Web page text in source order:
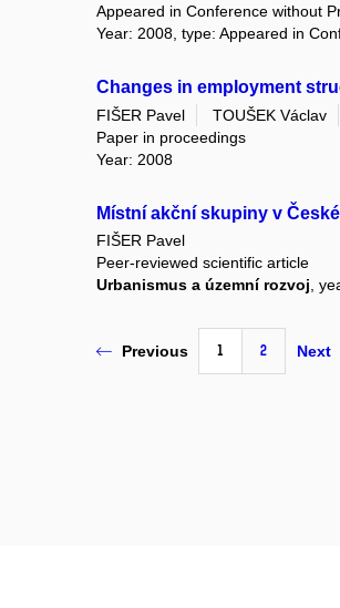
Appeared in Conference without
Year: 2008, type: Appeared in
Changes in employment
FIŠER Pavel TOUŠEK Václav
Paper in proceedings
Year: 2008
Místní akční skupiny v
FIŠER Pavel
Peer-reviewed scientific article
Urbanismus a územní rozvoj ,
Previous 1 2 Next